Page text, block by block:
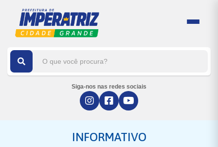
Siga-nos nas redes sociais
INFORMATIVO